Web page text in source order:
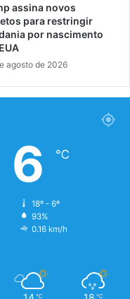
assina novos
para restringir
por nascimento
agosto de 2026
6 ℃
18º - 6º
93%
0.16 km/h
℃ ℃